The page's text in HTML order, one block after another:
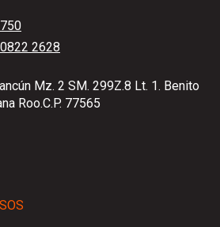
2628
Mz. 2 SM. 299Z.8 Lt. 1. Benito
Roo.C.P. 77565